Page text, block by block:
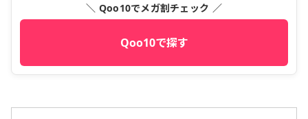
＼ Qoo10でメガ割チェック ／
Qoo10で探す